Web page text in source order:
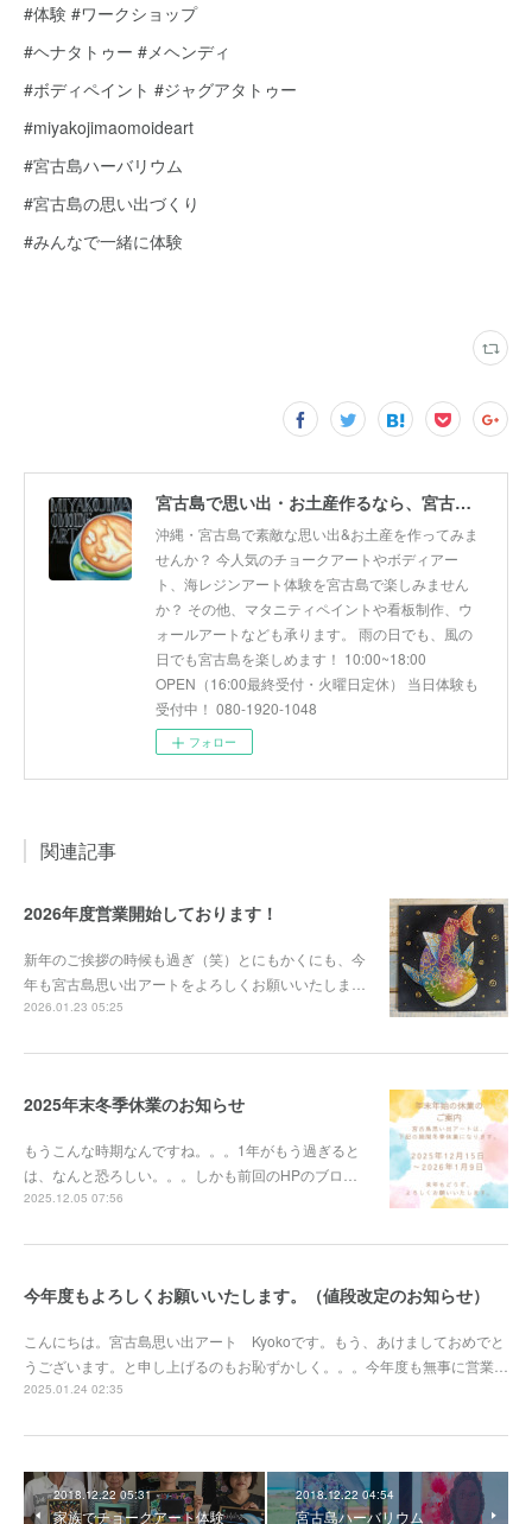
#体験 #ワークショップ
#ヘナタトゥー #メヘンディ
#ボディペイント #ジャグアタトゥー
#miyakojimaomoideart
#宮古島ハーバリウム
#宮古島の思い出づくり
#みんなで一緒に体験
宮古島で思い出・お土産作るなら、宮古島思い出アート。人気のボディアートやチョークアート、海レジンアート体験が楽しめます！
沖縄・宮古島で素敵な思い出&お土産を作ってみま
せんか？ 今人気のチョークアートやボディアー
ト、海レジンアート体験を宮古島で楽しみません
か？ その他、マタニティペイントや看板制作、ウ
ォールアートなども承ります。 雨の日でも、風の
日でも宮古島を楽しめます！ 10:00~18:00
OPEN（16:00最終受付・火曜日定休） 当日体験も
受付中！ 080-1920-1048
フォロー
関連記事
2026年度営業開始しております！
新年のご挨拶の時候も過ぎ（笑）とにもかくにも、今
年も宮古島思い出アートをよろしくお願いいたしま…
2026.01.23 05:25
2025年末冬季休業のお知らせ
もうこんな時期なんですね。。。1年がもう過ぎると
は、なんと恐ろしい。。。しかも前回のHPのブロ…
2025.12.05 07:56
今年度もよろしくお願いいたします。（値段改定のお知らせ）
こんにちは。宮古島思い出アート Kyokoです。もう、あけましておめでと
うございます。と申し上げるのもお恥ずかしく。。。今年度も無事に営業…
2025.01.24 02:35
2018.12.22 05:31
家族でチョークアート体験
2018.12.22 04:54
宮古島ハーバリウム